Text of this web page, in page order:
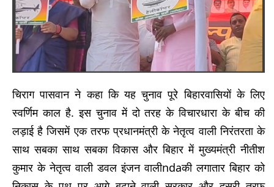
चिराग पासवान ने कहा कि यह चुनाव पूरे बिहारवासियों के लिए
स्वर्णिम काल है. इस चुनाव में दो तरह के विचारधारा के बीच की
लड़ाई है जिसमें एक तरफ प्रधानमंत्री के नेतृत्व वाली निरंतरता के
साथ सबका साथ सबका विकास और बिहार में मुख्यमंत्री नीतीश
कुमार के नेतृत्व वाली डवल इंजन वालीndaकी लगातार बिहार को